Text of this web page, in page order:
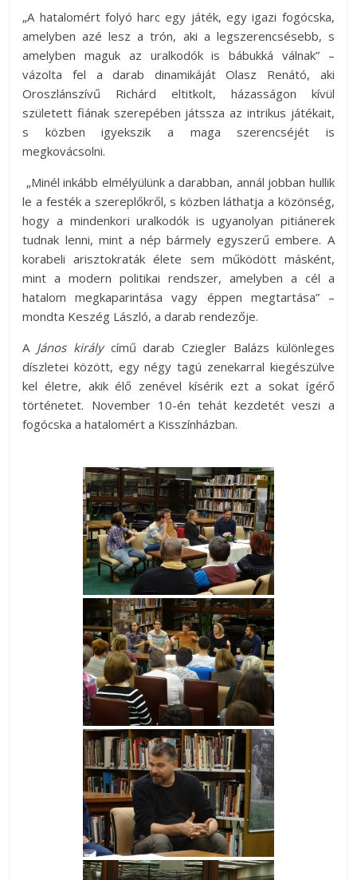
„A hatalomért folyó harc egy játék, egy igazi fogócska,
amelyben azé lesz a trón, aki a legszerencsésebb, s
amelyben maguk az uralkodók is bábukká válnak” –
vázolta fel a darab dinamikáját Olasz Renátó, aki
Oroszlánszívű Richárd eltitkolt, házasságon kívül
született fiának szerepében játssza az intrikus játékait,
s közben igyekszik a maga szerencséjét is
megkovácsolni.
„Minél inkább elmélyülünk a darabban, annál jobban hullik
le a festék a szereplőkről, s közben láthatja a közönség,
hogy a mindenkori uralkodók is ugyanolyan pitiánerek
tudnak lenni, mint a nép bármely egyszerű embere. A
korabeli arisztokraták élete sem működött másként,
mint a modern politikai rendszer, amelyben a cél a
hatalom megkaparintása vagy éppen megtartása” –
mondta Keszég László, a darab rendezője.
A János királycímű darab Cziegler Balázs különleges
díszletei között, egy négy tagú zenekarral kiegészülve
kel életre, akik élő zenével kísérik ezt a sokat ígérő
történetet. November 10-én tehát kezdetét veszi a
fogócska a hatalomért a Kisszínházban.